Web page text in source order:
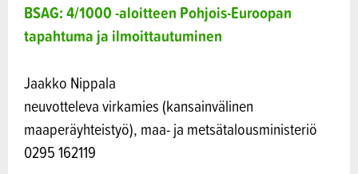
BSAG: 4/1000 -aloitteen Pohjois-Euroopan
tapahtuma ja ilmoittautuminen
Jaakko Nippala
neuvotteleva virkamies (kansainvälinen
maaperäyhteistyö), maa- ja metsätalousministeriö
0295 162119